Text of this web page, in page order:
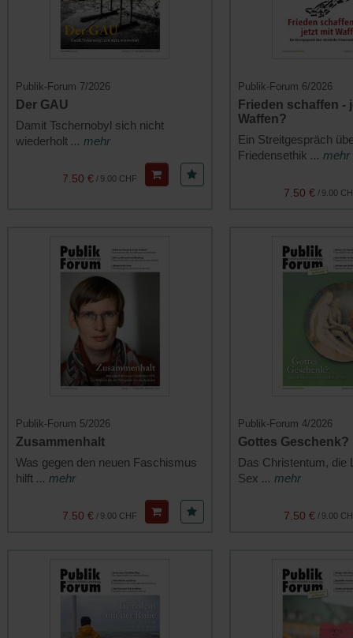
Publik-Forum 7/2026
Der GAU
Damit Tschernobyl sich nicht
wiederholt ... mehr
9.00 CHF
/
7.50 €
Publik-Forum 6/2026
Frieden schaffen -
Waffen?
Ein Streitgespräch
Friedensethik ... mehr
9.00
/
7.50 €
Publik-Forum 5/2026
Zusammenhalt
Was gegen den neuen Faschismus
hilft ... mehr
9.00 CHF
/
7.50 €
Publik-Forum 4/2026
Gottes Geschenk?
Das Christentum, die
Sex ... mehr
9.00
/
7.50 €